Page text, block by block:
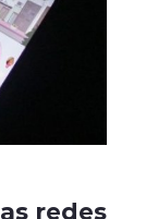
redes